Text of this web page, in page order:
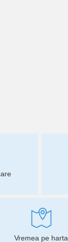
Vremea pe harta